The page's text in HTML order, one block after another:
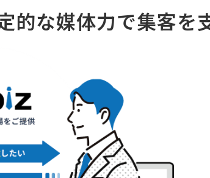
的な媒体力で集客を